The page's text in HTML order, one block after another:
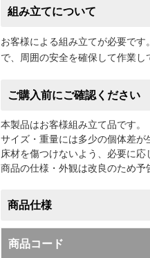
組み立てについて
お客様による組み立てが必要で
で、周囲の安全を確保して作業し
ご購入前にご確認ください
本製品はお客様組み立て品です。
サイズ・重量には多少の個体差が
床材を傷つけないよう、必要に応
商品の仕様・外観は改良のため予
商品仕様
商品コード